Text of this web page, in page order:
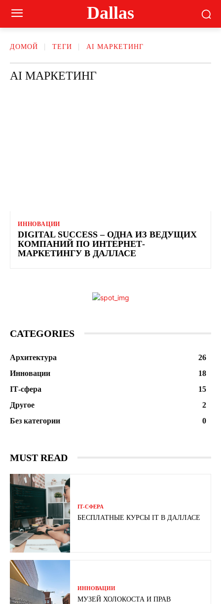
Dallas
ДОМОЙ ТЕГИ AI МАРКЕТИНГ
AI МАРКЕТИНГ
ИННОВАЦИИ
DIGITAL SUCCESS – ОДНА ИЗ ВЕДУЩИХ
КОМПАНИЙ ПО ИНТЕРНЕТ-
МАРКЕТИНГУ В ДАЛЛАСЕ
CATEGORIES
Архитектура
26
Инновации
18
ІТ-сфера
15
Другое
2
Без категории
0
MUST READ
ІТ-СФЕРА
БЕСПЛАТНЫЕ КУРСЫ IT В ДАЛЛАСЕ
ИННОВАЦИИ
МУЗЕЙ ХОЛОКОСТА И ПРАВ